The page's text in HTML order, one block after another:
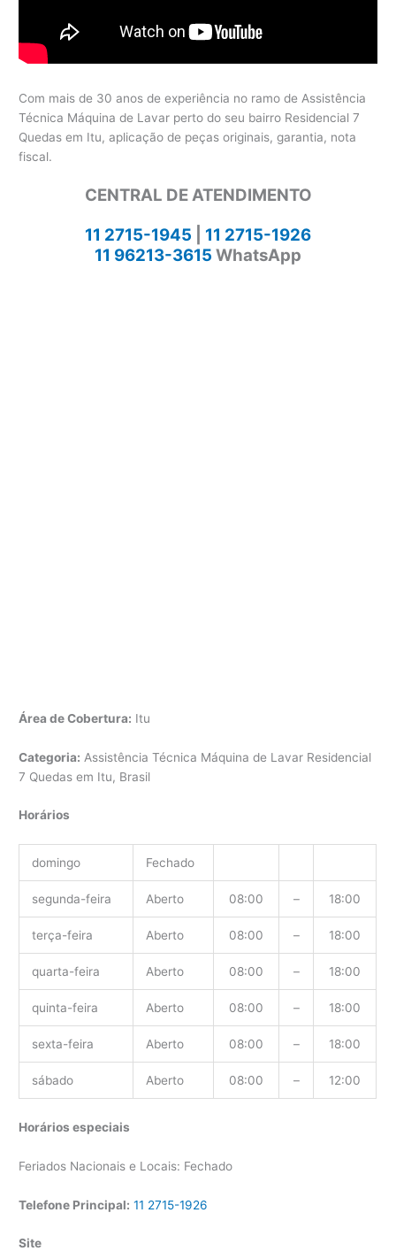
Com mais de 30 anos de experiência no ramo de Assistência
Técnica Máquina de Lavar perto do seu bairro Residencial 7
Quedas em Itu, aplicação de peças originais, garantia, nota
fiscal.
CENTRAL DE ATENDIMENTO
11 2715-1945
11 2715-1926
11 96213-3615 WhatsApp
Área de Cobertura: Itu
Categoria: Assistência Técnica Máquina de Lavar Residencial
7 Quedas em Itu, Brasil
Horários
domingo Fechado
segunda-feira Aberto 08:00 – 18:00
terça-feira Aberto 08:00 – 18:00
quarta-feira Aberto 08:00 – 18:00
quinta-feira Aberto 08:00 – 18:00
sexta-feira Aberto 08:00 – 18:00
sábado Aberto 08:00 – 12:00
Horários especiais
Feriados Nacionais e Locais: Fechado
Telefone Principal: 11 2715-1926
Site